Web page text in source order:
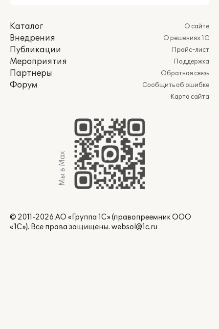
Каталог
Внедрения
Публикации
Мероприятия
Партнеры
Форум
О сайте
О решениях 1С
Прайс-лист
Поддержка
Обратная связь
Сообщить об ошибке
Карта сайта
Мы в Max
© 2011-2026 АО «Группа 1С» (правопреемник ООО
«1С»). Все права защищены. websol@1c.ru